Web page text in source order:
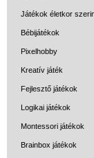
Játékok életkor
Bébijátékok
Pixelhobby
Kreatív játék
Fejlesztő játékok
Logikai játékok
Montessori játékok
Brainbox játékok